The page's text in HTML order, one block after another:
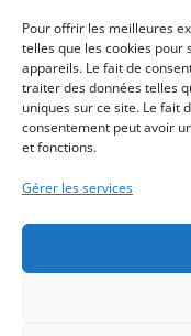
Pour offrir les meilleures
telles que les cookies
appareils. Le fait de
traiter des données telles
uniques sur ce site. Le fait
consentement peut avoir
et fonctions.
Gérer les services
production
site